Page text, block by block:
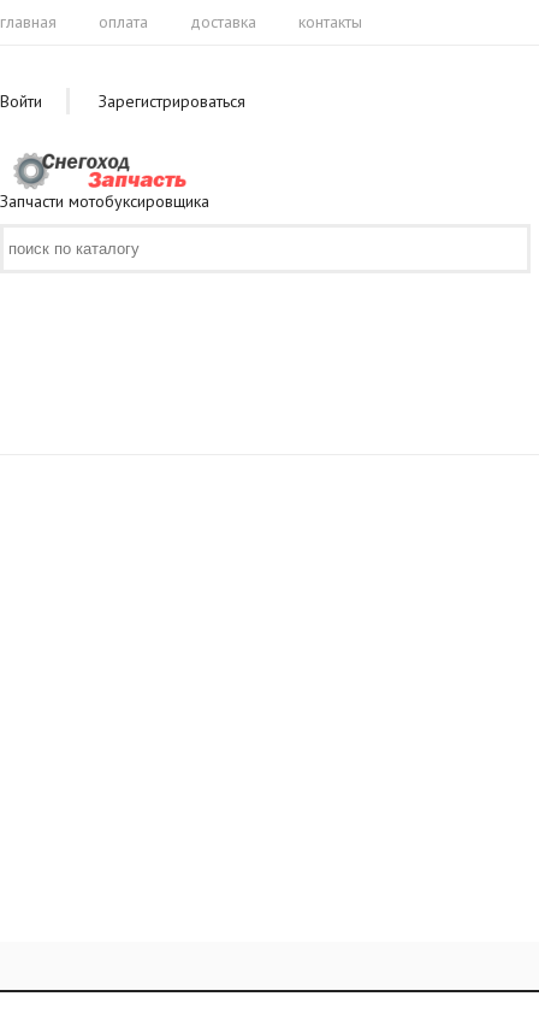
главная оплата доставка контакты
Войти Зарегистрироваться
Запчасти мотобуксировщика